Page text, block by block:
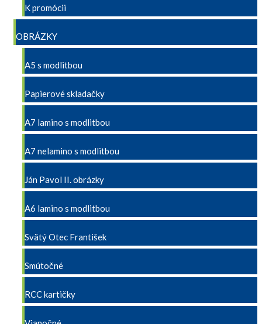
K promócii
OBRÁZKY
A5 s modlitbou
Papierové skladačky
A7 lamino s modlitbou
A7 nelamino s modlitbou
Ján Pavol II. obrázky
A6 lamino s modlitbou
Svätý Otec František
Smútočné
RCC kartičky